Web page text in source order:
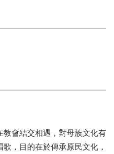
會結交相遇，對母族文化有
，目的在於傳承原民文化，